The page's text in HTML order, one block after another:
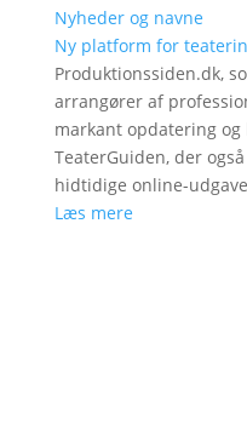
Nyheder og navne
Ny platform for
Produktionssiden.dk,
arrangører af
markant opdatering
TeaterGuiden, der
hidtidige online-udgave
Læs mere